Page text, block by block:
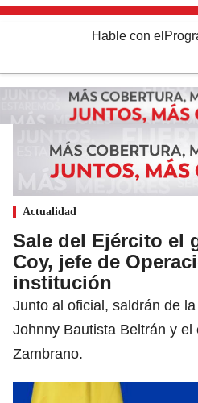
Hable con el
Actualidad
Sale del Ejército el
Coy, jefe de
institución
Junto al oficial, saldrán de
Johnny Bautista Beltrán y el
Zambrano.